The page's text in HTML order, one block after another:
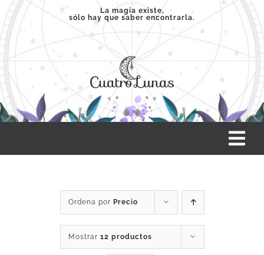
Saltar
contenido
La magia existe,
sólo hay que saber encontrarla.
SERVICIOS
Ordena por Precio
Mostrar 12 productos